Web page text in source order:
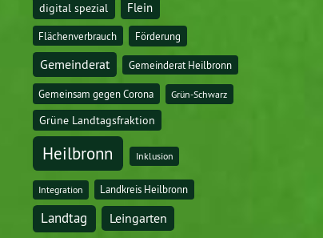
digital spezial
Flein
Flächenverbrauch Förderung
Gemeinderat Gemeinderat Heilbronn
Gemeinsam gegen Corona Grün-Schwarz
Grüne Landtagsfraktion
Heilbronn Inklusion
Integration Landkreis Heilbronn
Landtag Leingarten